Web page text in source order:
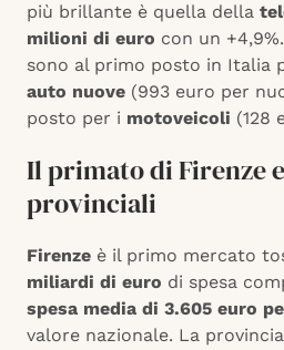
più brillante è quella della
milioni di euro con un
sono al primo posto in Italia
auto nuove (993 euro per
posto per i motoveicoli (128
Il primato di Firenze
provinciali
Firenze è il primo mercato
miliardi di euro di spesa
spesa media di 3.605 euro
valore nazionale. La